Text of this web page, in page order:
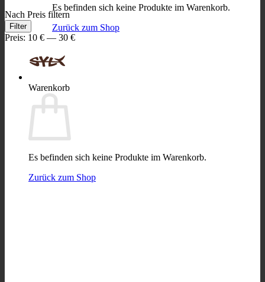
Es befinden sich keine Produkte im Warenkorb.
Zurück zum Shop
Warenkorb
Es befinden sich keine Produkte im Warenkorb.
Zurück zum Shop
Nach Preis filtern
Min.
Preis
Max.
Preis
Filter
Preis: 10 € — 30 €